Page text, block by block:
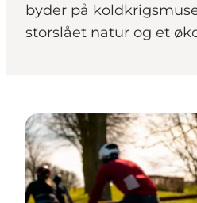
byder på
storslået natur og et